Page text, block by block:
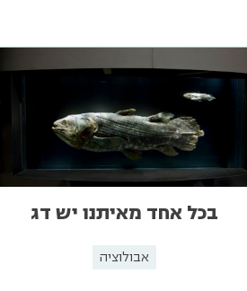
בכל אחד מאיתנו יש דג
אבולוציה